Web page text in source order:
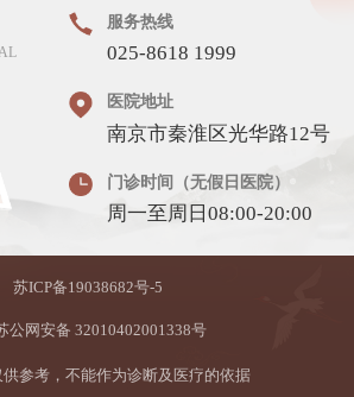
服务热线
025-8618 1999
医院地址
南京市秦淮区光华路12号
门诊时间（无假日医院）
周一至周日08:00-20:00
苏ICP备19038682号-5
公网安备 32010402001338号
供参考，不能作为诊断及医疗的依据